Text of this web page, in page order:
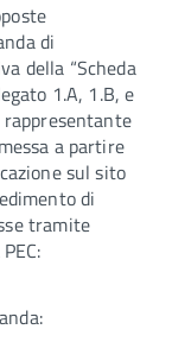
di
della “Scheda
1.A, 1.B, e
a partire
sul sito
di
tramite